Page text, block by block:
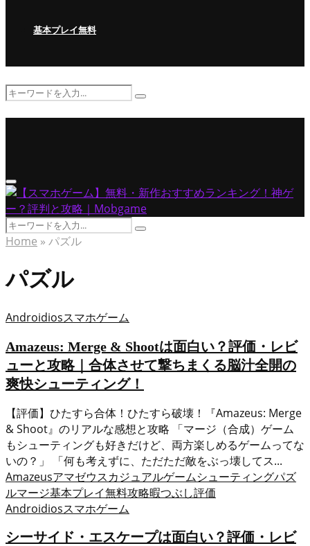
基本プレイ無料
Search
Search
Primary
Menu
Search
for:
Search
Home » パズル
パズル
Androidiosスマホゲーム
Amazeus: Merge & Shootは面白い？評価・レビ
ューと攻略｜合体させて撃ちまくる脳汁全開の
爽快シューティング！
【評価】ひたすら合体！ひたすら破壊！『Amazeus: Merge
& Shoot』のリアルな感想と攻略 「マージ（合成）ゲーム
もシューティングも好きだけど、両方楽しめるゲームってな
いの？」 「何も考えずに、ただただ敵をぶっ壊してス...
Amazeusアマゼウスカジュアルゲームシューティングパズ
ルマージ基本プレイ無料攻略暇つぶし評価
Androidiosスマホゲーム
シーサイド・エスケープは面白い？評価・レビ